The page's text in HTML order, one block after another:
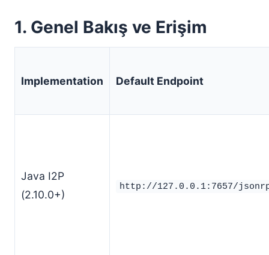
1. Genel Bakış ve Erişim
Implementation Default Endpoint
Java I2P
(2.10.0+)
http://127.0.0.1:7657/